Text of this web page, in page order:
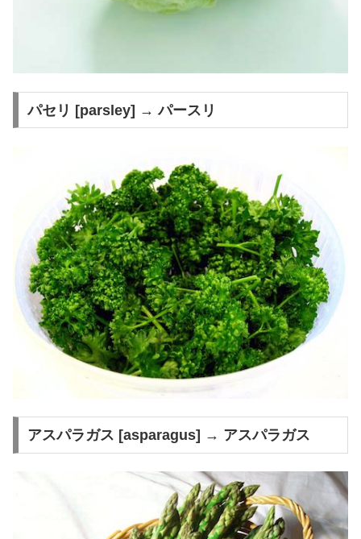
パセリ [parsley] → パースリ
アスパラガス [asparagus] → アスパラガス